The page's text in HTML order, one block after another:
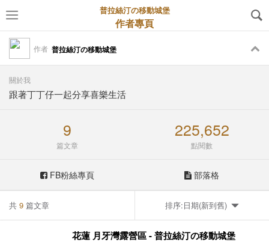
普拉絲汀の移動城堡
作者專頁
作者 普拉絲汀の移動城堡
關於我
跟著丁丁仔一起分享喜樂生活
9
篇文章
225,652
點閱數
FB粉絲專頁 部落格
共 9 篇文章 排序:日期(新到舊)
花蓮 月牙灣露營區 - 普拉絲汀の移動城堡